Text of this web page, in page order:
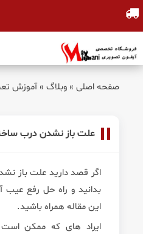
صفحه اصلی » وبلاگ » آموزش
علت باز نشدن درب
اگر قصد دارید علت باز
بدانید و راه حل رفع عیب
این مقاله همراه باشید.
ایراد های که ممکن